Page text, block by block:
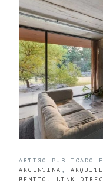
ARTIGO PUBLICADO
ARGENTINA
BENITO
LINK